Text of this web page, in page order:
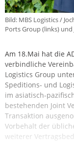
Bild: MBS Logistics /
Ports Group (links) und
Am 18.Mai hat die
verbindliche
Logistics Group
Speditions- und
im asiatisch-
bestehenden Joint
Transaktion
Vorbehalt der
weiterer